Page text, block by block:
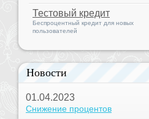
Тестовый кредит
Беспроцентный кредит для новых
пользователей
Новости
01.04.2023
Снижение процентов